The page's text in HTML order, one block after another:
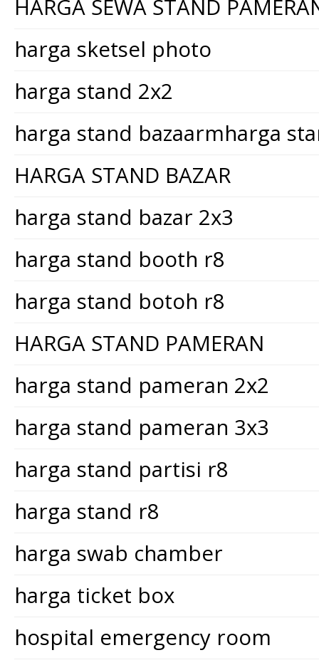
HARGA SEWA STAND
harga sketsel photo
harga stand 2x2
harga stand bazaarmharga
HARGA STAND BAZAR
harga stand bazar 2x3
harga stand booth r8
harga stand botoh r8
HARGA STAND PAMERAN
harga stand pameran 2x2
harga stand pameran 3x3
harga stand partisi r8
harga stand r8
harga swab chamber
harga ticket box
hospital emergency room